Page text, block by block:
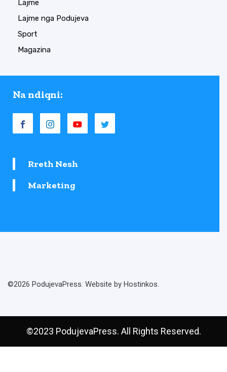
Lajme
Lajme nga Podujeva
Sport
Magazina
Na ndiqni:
Rreth Nesh
Marketing
©2026 PodujevaPress. Website by Hostinkos.
©2023 PodujevaPress. All Rights Reserved.